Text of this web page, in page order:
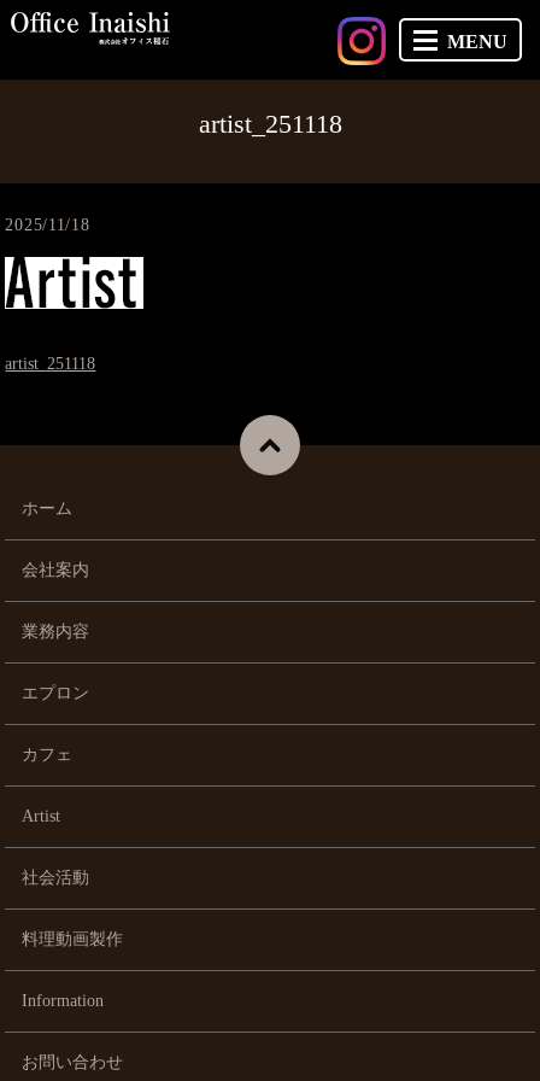
MENU
artist_251118
2025/11/18
artist_251118
ホーム
会社案内
業務内容
エプロン
カフェ
Artist
社会活動
料理動画製作
Information
お問い合わせ